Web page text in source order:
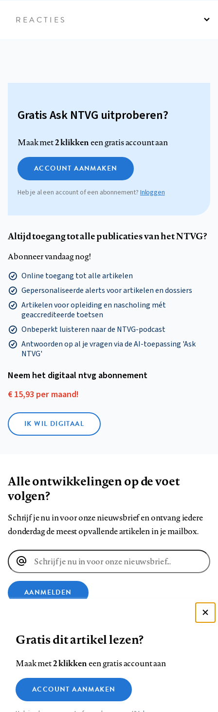
REACTIES
Gratis Ask NTVG uitproberen?
Maak met2 klikkeneen gratis account aan
ACCOUNT AANMAKEN
Heb je al een account of een abonnement?Inloggen
Altijd toegang tot alle publicaties van het NTVG?
Abonneer vandaag nog!
Online toegang tot alle artikelen
Gepersonaliseerde alerts voor artikelen en dossiers
Artikelen voor opleiding en nascholing mét
geaccrediteerde toetsen
Onbeperkt luisteren naar de NTVG-podcast
Antwoorden op al je vragen via de AI-toepassing 'Ask
NTVG'
Neem het digitaal ntvg abonnement
€ 15,93 per maand!
IK WIL DIGITAAL
Alle ontwikkelingen op de voet
volgen?
Schrijf je nu in voor onze nieuwsbrief en ontvang iedere
donderdag de meest opvallende artikelen in je mailbox.
E-
mailadres
AANMELDEN
op
Facebook
op
LinkedIn
op
Bluesky
ons
op
InstagramYouTube
Footer
Contact Colofon Disclaimer Privacy
Medische vragen verdienen
betrouwbare antwoorden
Zie onze cookie policy
Analytische cookies
Gratis dit artikel lezen?
Maak met2 klikkeneen gratis account aan
ACCOUNT AANMAKEN